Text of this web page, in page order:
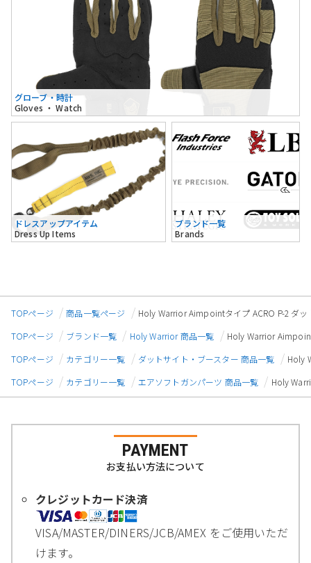
グローブ・時計
Gloves ・ Watch
ドレスアップアイテム
Dress Up Items
ブランド一覧
Brands
TOPページ 商品一覧ページ
Holy Warrior Aimpointタイプ ACRO P-2 ダ
TOPページ
ブランド一覧 Holy Warrior 商品一覧
Holy Warrior
TOPページ
カテゴリー一覧 ダットサイト・ブースター 商品一覧
Holy
TOPページ
カテゴリー一覧 エアソフトガンパーツ 商品一覧 Holy
PAYMENT
お支払い方法について
クレジットカード決済
VISA/MASTER/DINERS/JCB/AMEX をご使用いただ
けます。